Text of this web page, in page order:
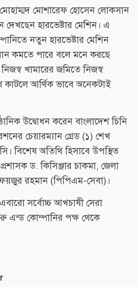
মোহাম্মদ মোশারেফ হোসেন লোকসান
হারভেষ্টার মেশিন। এ
নতুন হারভেষ্টার মেশিন
কমতে পারে বলে মনে করছে
খামারের জমিতে নিজস্ব
কাটলে আর্থিক ভাবে অনেকটাই
উদ্বোধন করেন বাংলাদেশ চিনি
চেয়ারম্যান গ্রেড (১) শেখ
বিশেষ অতিথি হিসাবে উপস্থিত
ড. কিসিঞ্জার চাকমা, জেলা
রহমান (পিপিএম-সেবা)।
সর্বোচ্চ আখচাষী সেরা
এন্ড কোম্পানির পক্ষ থেকে